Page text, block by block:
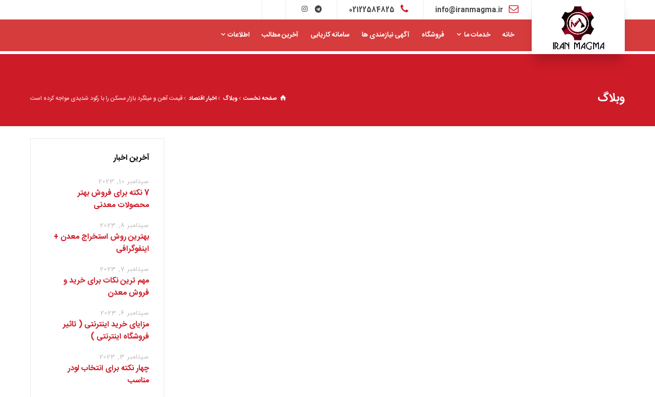
info@iranmagma.ir
02122584825
خانه خدمات ما فروشگاه آگهی نیازمندی ها سامانه کاریابی آخرین مطالب اطلاعات
وبلاگ صفحه نخست وبلاگ اخبار اقتصاد قیمت آهن و میلگرد بازار مسکن را با رکود شدیدی مواجه کرده است
آخرین اخبار
سپتامبر 10, 2023
7 نکته برای فروش بهتر
محصولات معدنی
سپتامبر 8, 2023
بهترین روش استخراج معدن +
اینفوگرافی
سپتامبر 7, 2023
مهم ترین نکات برای خرید و
فروش معدن
سپتامبر 6, 2023
مزایای خرید اینترنتی ( تاثیر
فروشگاه اینترنتی )
سپتامبر 3, 2023
چهار نکته برای انتخاب لودر
مناسب